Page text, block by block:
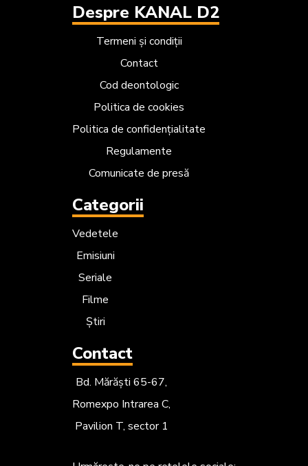
Despre KANAL D2
Termeni și condiții
Contact
Cod deontologic
Politica de cookies
Politica de confidențialitate
Regulamente
Comunicate de presă
Categorii
Vedetele
Emisiuni
Seriale
Filme
Știri
Contact
Bd. Mărăști 65-67,
Romexpo Intrarea C,
Pavilion T, sector 1